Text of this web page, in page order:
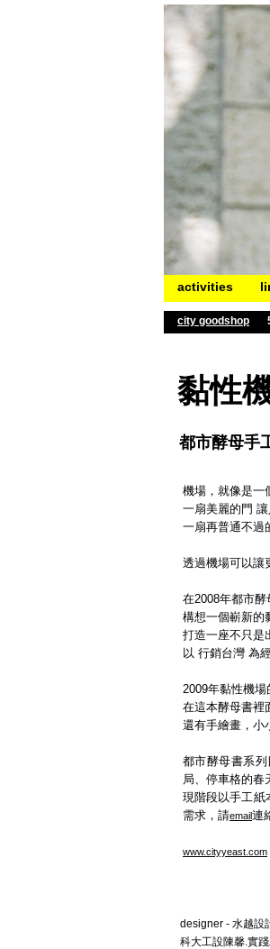
activities
city goodshop
黏性
都市酵母手
機場，就像是一
一扇美麗的門
一扇再普通不過
透過機場可以讓
在2008年都市酵
構想一個嶄新的
打造一座不只是
以 行銷台灣 為
2009年黏性機場
在這本酵母書裡
還有手繪畫，小
都市酵母書系
局、停車格的春
現階段以手工紙
需求，請email連
www.cityyeast.com
designer - 水越設
科大工設陳馨.實